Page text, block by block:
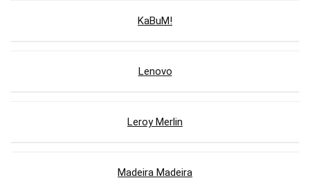
KaBuM!
Lenovo
Leroy Merlin
Madeira Madeira